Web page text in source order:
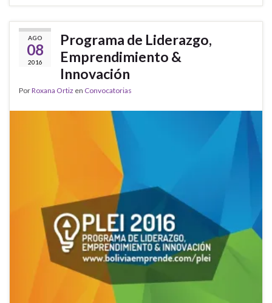
AGO
08
2016
Programa de Liderazgo,
Emprendimiento &
Innovación
PorRoxana Ortiz en Convocatorias